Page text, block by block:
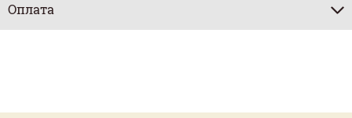
Оплата